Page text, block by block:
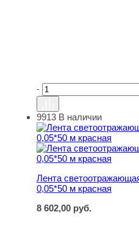
-
Лента
9913 В наличии
Лента
0,05*50 м красная
8 602,00 руб.